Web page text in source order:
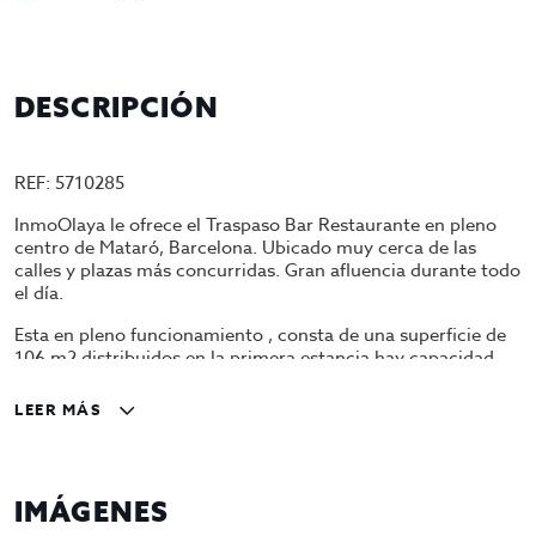
DESCRIPCIÓN
REF: 5710285
InmoOlaya le ofrece el Traspaso Bar Restaurante en pleno
centro de Mataró, Barcelona. Ubicado muy cerca de las
calles y plazas más concurridas. Gran afluencia durante todo
el día.
Esta en pleno funcionamiento , consta de una superficie de
106 m2 distribuidos en la primera estancia hay capacidad
encontramos otra estancia que tiene capacidad para 12
mesas capacidad para 32 personas mas.
LEER MÁS
IMÁGENES